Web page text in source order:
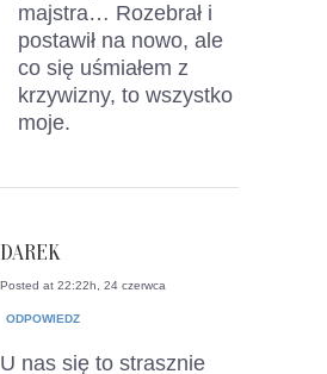
majstra… Rozebrał i
postawił na nowo, ale
co się uśmiałem z
krzywizny, to wszystko
moje.
DAREK
Posted at 22:22h, 24 czerwca
ODPOWIEDZ
U nas się to strasznie